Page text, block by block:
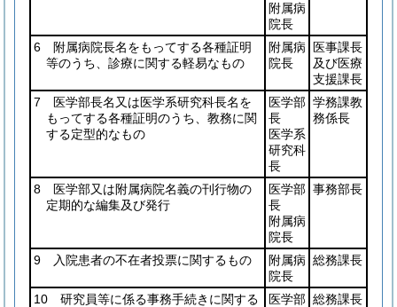
附属病
院長
6 附属病院長名をもってする各種証明
等のうち、診療に関する軽易なもの
附属病
院長
医事課長
及び医療
支援課長
7 医学部長名又は医学系研究科長名を
もってする各種証明のうち、教務に関
する定型的なもの
医学部
長
医学系
研究科
長
学務課教
務係長
8 医学部又は附属病院名義の刊行物の
定期的な編集及び発行
医学部
長
附属病
院長
事務部長
9 入院患者の不在者投票に関するもの
附属病
院長
総務課長
10 研究員等に係る事務手続きに関する
医学部 総務課長